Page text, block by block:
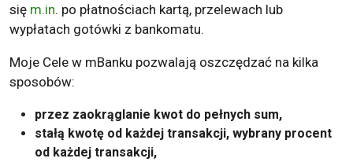
się m.in. po płatnościach kartą, przelewach lub
wypłatach gotówki z bankomatu.
Moje Cele w mBanku pozwalają oszczędzać na kilka
sposobów:
przez zaokrąglanie kwot do pełnych sum,
stałą kwotę od każdej transakcji, wybrany procent
od każdej transakcji,